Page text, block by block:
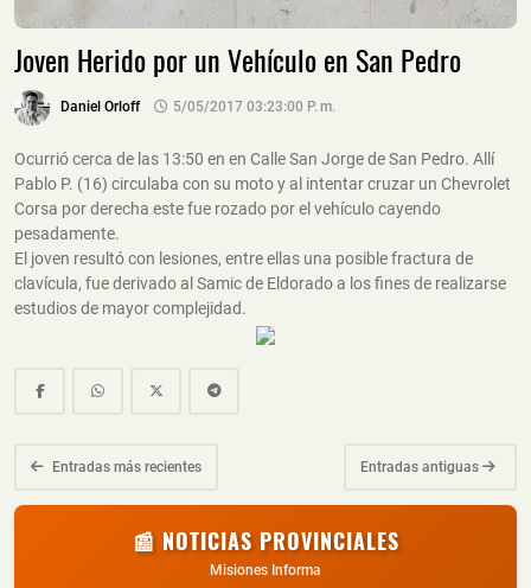
Joven Herido por un Vehículo en San Pedro
Daniel Orloff 5/05/2017 03:23:00 P. M.
Ocurrió cerca de las 13:50 en en Calle San Jorge de San Pedro. Allí
Pablo P. (16) circulaba con su moto y al intentar cruzar un Chevrolet
Corsa por derecha este fue rozado por el vehículo cayendo
pesadamente.
El joven resultó con lesiones, entre ellas una posible fractura de
clavícula, fue derivado al Samic de Eldorado a los fines de realizarse
estudios de mayor complejidad.
Entradas más recientes Entradas antiguas
📰 NOTICIAS PROVINCIALES
Misiones Informa